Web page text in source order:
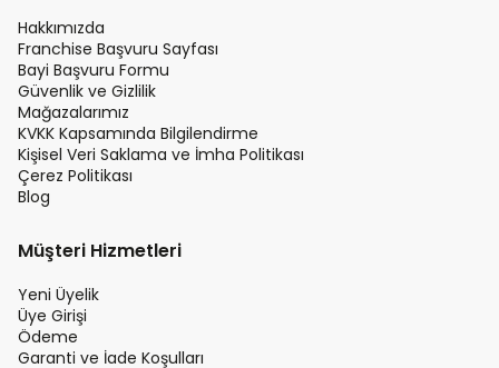
Hakkımızda
Franchise Başvuru Sayfası
Bayi Başvuru Formu
Güvenlik ve Gizlilik
Mağazalarımız
KVKK Kapsamında Bilgilendirme
Kişisel Veri Saklama ve İmha Politikası
Çerez Politikası
Blog
Müşteri Hizmetleri
Yeni Üyelik
Üye Girişi
Ödeme
Garanti ve İade Koşulları